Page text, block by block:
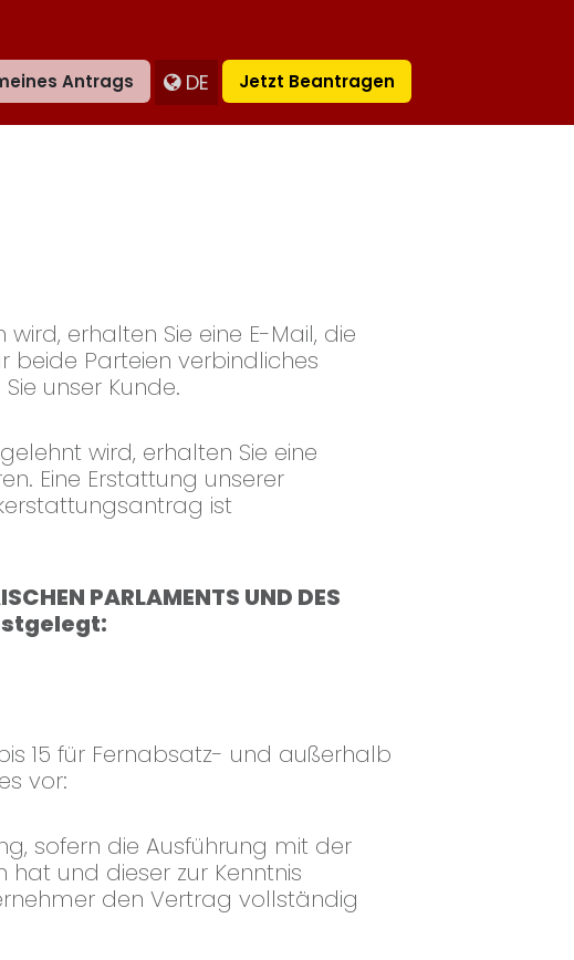
Antrags DE Jetzt Beantragen
erhalten Sie eine E-Mail, die
beide Parteien verbindliches
unser Kunde.
wird, erhalten Sie eine
Eine Erstattung unserer
ist
PARLAMENTS UND DES
15 für Fernabsatz- und außerhalb
vor:
sofern die Ausführung mit der
und dieser zur Kenntnis
den Vertrag vollständig